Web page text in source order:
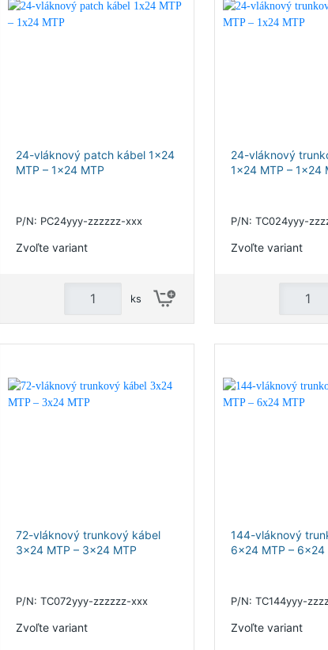
24-vláknový patch kábel 1x24
MTP – 1x24 MTP
P/N: PC24yyy-zzzzzz-xxx
Zvoľte variant
ks
24-vláknový
1x24 MTP – 1x24
P/N: TC024yyy-
Zvoľte variant
72-vláknový trunkový kábel
3x24 MTP – 3x24 MTP
P/N: TC072yyy-zzzzzz-xxx
Zvoľte variant
144-vláknový
6x24 MTP – 6x24
P/N: TC144yyy-
Zvoľte variant